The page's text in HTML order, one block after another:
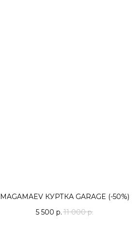
MAGAMAEV КУРТКА GARAGE (-50%)
5 500 р. 11 000 р.